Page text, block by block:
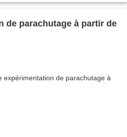
de parachutage à partir de